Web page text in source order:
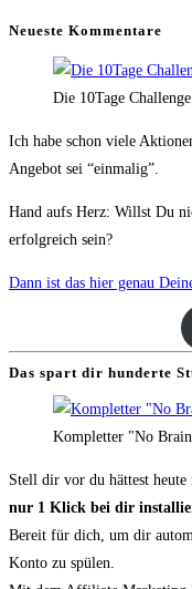
Neueste Kommentare
Die 10Tage Challenge
Ich habe schon viele
Angebot sei “einmalig”.
Hand aufs Herz: Willst Du
erfolgreich sein?
Dann ist das hier genau
Das spart dir hunderte
Kompletter "No
Stell dir vor du hättest heute
nur 1 Klick bei dir
Bereit für dich, um dir
Konto zu spülen.